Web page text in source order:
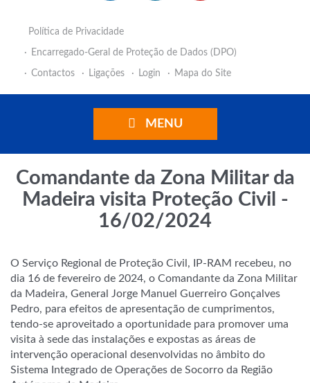
Política de Privacidade
Encarregado-Geral de Proteção de Dados (DPO)
Contactos
Ligações Login Mapa do Site
MENU
Comandante da Zona Militar da
Madeira visita Proteção Civil -
16/02/2024
O Serviço Regional de Proteção Civil, IP-RAM recebeu, no
dia 16 de fevereiro de 2024, o Comandante da Zona Militar
da Madeira, General Jorge Manuel Guerreiro Gonçalves
Pedro, para efeitos de apresentação de cumprimentos,
tendo-se aproveitado a oportunidade para promover uma
visita à sede das instalações e expostas as áreas de
intervenção operacional desenvolvidas no âmbito do
Sistema Integrado de Operações de Socorro da Região